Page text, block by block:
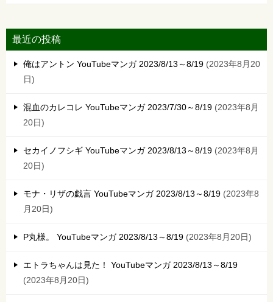
最近の投稿
俺はアントン YouTubeマンガ 2023/8/13～8/19 2023年8月20
日
混血のカレコレ YouTubeマンガ 2023/7/30～8/19 2023年8月
20日
セカイノフシギ YouTubeマンガ 2023/8/13～8/19 2023年8月
20日
モナ・リザの戯言 YouTubeマンガ 2023/8/13～8/19 2023年8
月20日
P丸様。 YouTubeマンガ 2023/8/13～8/19 2023年8月20日
エトラちゃんは見た！ YouTubeマンガ 2023/8/13～8/19
2023年8月20日